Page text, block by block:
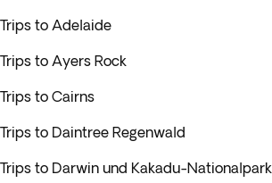
Trips to Adelaide
Trips to Ayers Rock
Trips to Cairns
Trips to Daintree Regenwald
Trips to Darwin und Kakadu-Nationalpark